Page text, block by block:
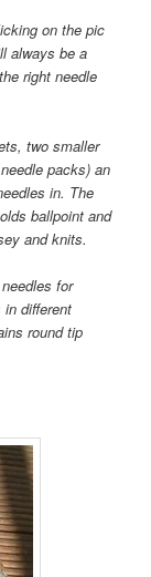
on the pic
always be a
right needle
two smaller
packs) an
in. The
ballpoint and
and knits.
for
in different
round tip